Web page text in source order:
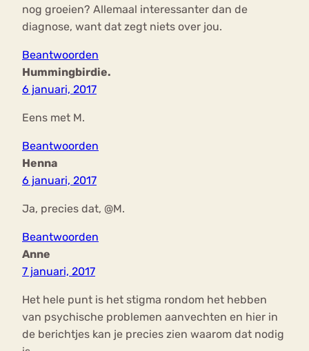
nog groeien? Allemaal interessanter dan de
diagnose, want dat zegt niets over jou.
Beantwoorden
Hummingbirdie.
6 januari, 2017
Eens met M.
Beantwoorden
Henna
6 januari, 2017
Ja, precies dat, @M.
Beantwoorden
Anne
7 januari, 2017
Het hele punt is het stigma rondom het hebben
van psychische problemen aanvechten en hier in
de berichtjes kan je precies zien waarom dat nodig